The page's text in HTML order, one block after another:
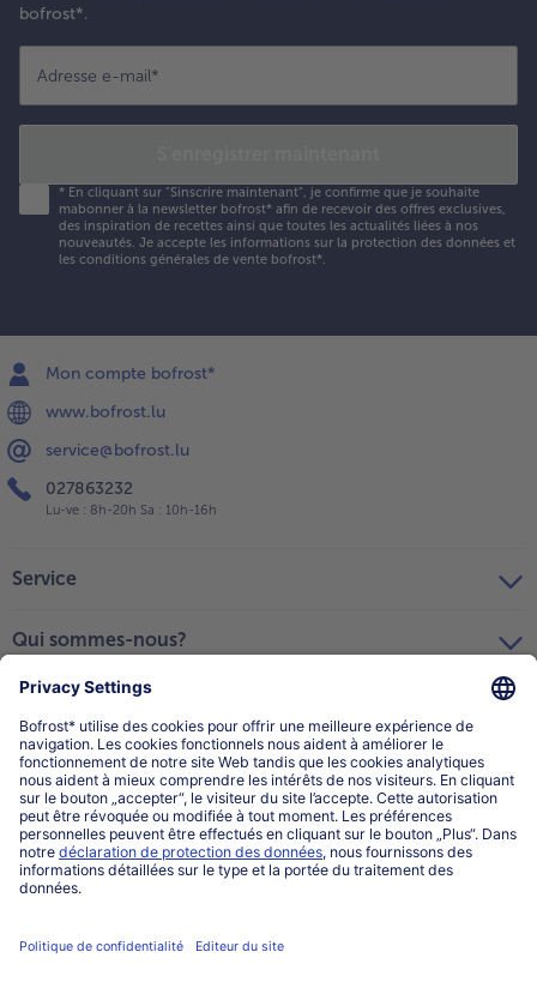
bofrost*.
Adresse e-mail*
* En cliquant sur "Sinscrire maintenant", je confirme que je souhaite
mabonner à la newsletter bofrost* afin de recevoir des offres exclusives,
des inspiration de recettes ainsi que toutes les actualités liées à nos
nouveautés. Je accepte les informations sur la protection des données et
les conditions générales de vente bofrost*.
Mon compte bofrost*
www.bofrost.lu
service@bofrost.lu
027863232
Lu-ve : 8h-20h Sa : 10h-16h
Service
Qui sommes-nous?
Catégories